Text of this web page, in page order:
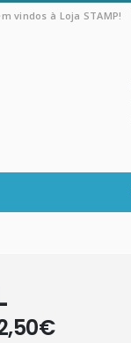
vindos à Loja STAMP!
€